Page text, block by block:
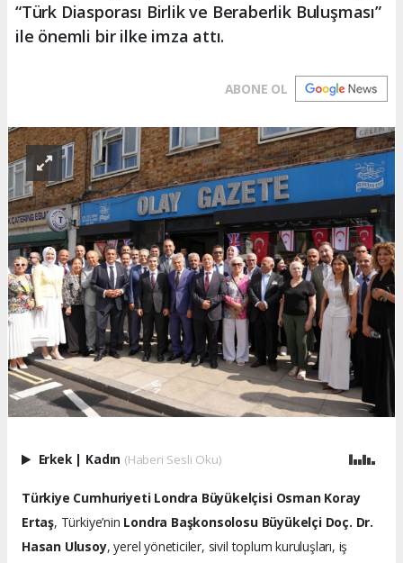
“Türk Diasporası Birlik ve Beraberlik Buluşması”
ile önemli bir ilke imza attı.
ABONE OL
Erkek | Kadın (Haberi Sesli Oku)
Türkiye Cumhuriyeti Londra Büyükelçisi Osman Koray
Ertaş, Türkiye’nin Londra Başkonsolosu Büyükelçi Doç. Dr.
Hasan Ulusoy, yerel yöneticiler, sivil toplum kuruluşları, iş